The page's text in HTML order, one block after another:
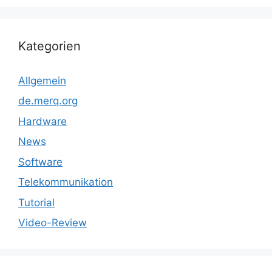
Kategorien
Allgemein
de.merq.org
Hardware
News
Software
Telekommunikation
Tutorial
Video-Review